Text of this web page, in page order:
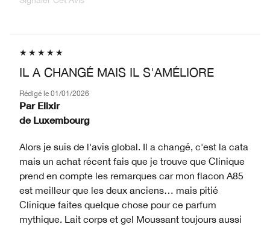
IL A CHANGÉ MAIS IL S'AMÉLIORE
Rédigé le 01/01/2026
Par Elixir
de Luxembourg
Alors je suis de l'avis global. Il a changé, c'est la cata
mais un achat récent fais que je trouve que Clinique
prend en compte les remarques car mon flacon A85
est meilleur que les deux anciens… mais pitié
Clinique faites quelque chose pour ce parfum
mythique. Lait corps et gel Moussant toujours aussi